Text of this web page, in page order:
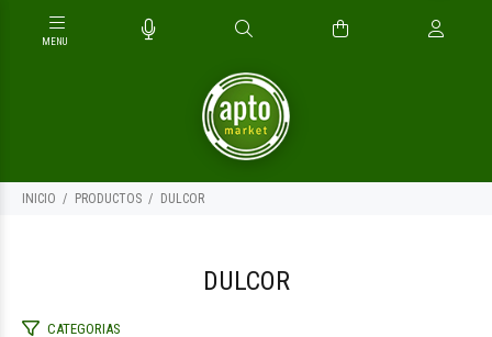
INICIO PRODUCTOS DULCOR
DULCOR
CATEGORIAS